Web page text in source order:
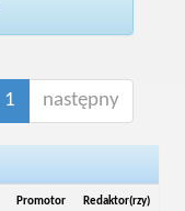
1 następny
Promotor Redaktor(rzy)